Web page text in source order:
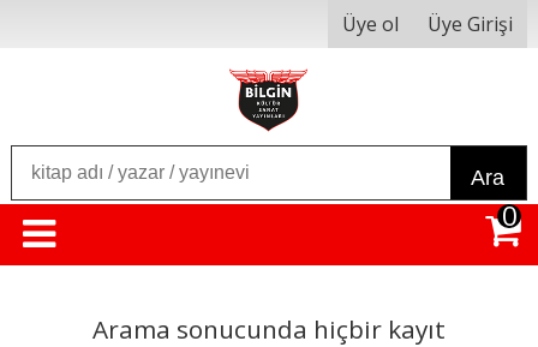
Üye ol Üye Girişi
Ara
0
Arama sonucunda hiçbir kayıt